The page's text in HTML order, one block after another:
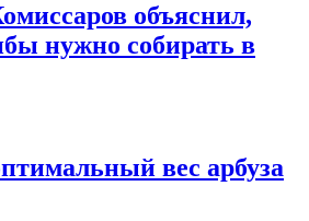
объяснил,
нужно собирать в
вес арбуза